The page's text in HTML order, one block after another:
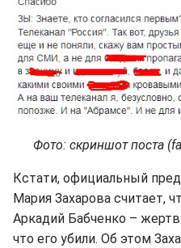
Фото: скриншот поста
Кстати, официальный
Мария Захарова считает,
Аркадий Бабченко –
что его убили. Об этом